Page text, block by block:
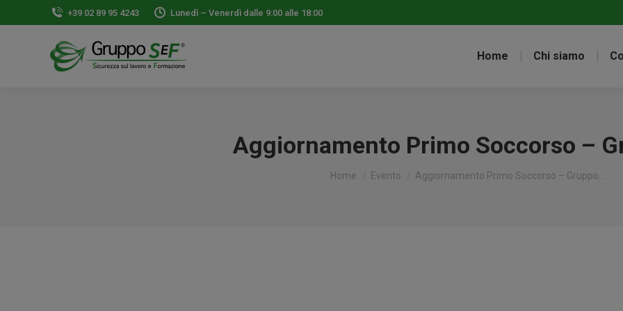
+39 02 89 95 4243 Lunedì – Venerdì dalle 9:00 alle 18:00
Home Chi siamo
Aggiornamento Primo Soccorso –
Tu sei qui:
Home Evento Aggiornamento Primo Soccorso – Gruppo…